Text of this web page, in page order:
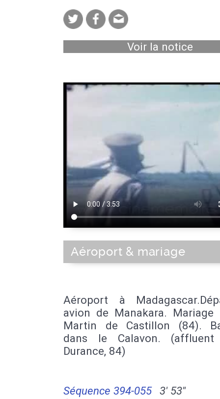
Voir la notice
Aéroport & mariage
Aéroport à
avion de Manakara. Mariage
Martin de Castillon (84).
dans le Calavon.
Durance, 84)
Séquence 394-055
3' 53''